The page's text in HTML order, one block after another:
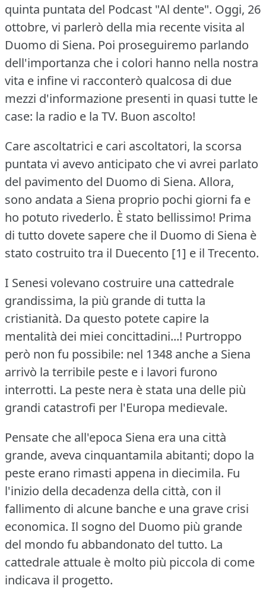
quinta puntata del Podcast "Al dente". Oggi, 26
ottobre, vi parlerò della mia recente visita al
Duomo di Siena. Poi proseguiremo parlando
dell'importanza che i colori hanno nella nostra
vita e infine vi racconterò qualcosa di due
mezzi d'informazione presenti in quasi tutte le
case: la radio e la TV. Buon ascolto!
Care ascoltatrici e cari ascoltatori, la scorsa
puntata vi avevo anticipato che vi avrei parlato
del pavimento del Duomo di Siena. Allora,
sono andata a Siena proprio pochi giorni fa e
ho potuto rivederlo. È stato bellissimo! Prima
di tutto dovete sapere che il Duomo di Siena è
stato costruito tra il Duecento [1] e il Trecento.
I Senesi volevano costruire una cattedrale
grandissima, la più grande di tutta la
cristianità. Da questo potete capire la
mentalità dei miei concittadini...! Purtroppo
però non fu possibile: nel 1348 anche a Siena
arrivò la terribile peste e i lavori furono
interrotti. La peste nera è stata una delle più
grandi catastrofi per l'Europa medievale.
Pensate che all'epoca Siena era una città
grande, aveva cinquantamila abitanti; dopo la
peste erano rimasti appena in diecimila. Fu
l'inizio della decadenza della città, con il
fallimento di alcune banche e una grave crisi
economica. Il sogno del Duomo più grande
del mondo fu abbandonato del tutto. La
cattedrale attuale è molto più piccola di come
indicava il progetto.